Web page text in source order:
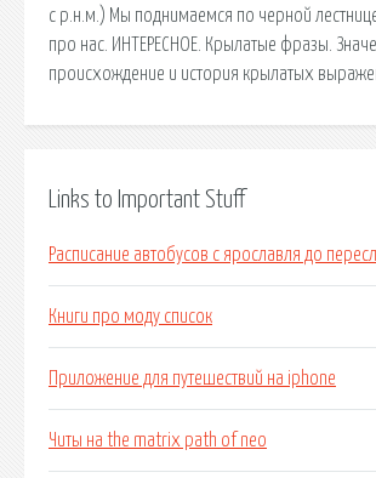
с р.н.м.) Мы поднимаемся по черной
про нас. ИНТЕРЕСНОЕ. Крылатые фразы.
происхождение и история крылатых
Links to Important Stuff
Расписание автобусов с ярославля до
Книги про моду список
Приложение для путешествий на iphone
Читы на the matrix path of neo